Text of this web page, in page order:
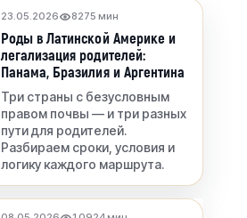
23.05.2026 8275 мин
Роды в Латинской Америке и
легализация родителей:
Панама, Бразилия и Аргентина
Три страны с безусловным
правом почвы — и три разных
пути для родителей.
Разбираем сроки, условия и
логику каждого маршрута.